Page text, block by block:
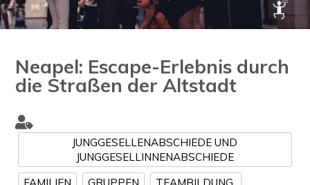
Neapel: Escape-Erlebnis durch
die Straßen der Altstadt
JUNGGESELLENABSCHIEDE UND
JUNGGESELLINNENABSCHIEDE
FAMILIEN
GRUPPEN TEAMBILDUNG